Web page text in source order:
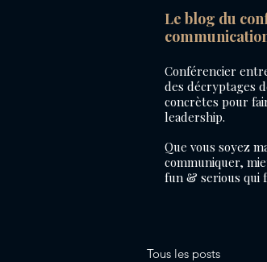
Le blog du
Conférencier
des décryptages
concrètes pour
leadership.
Que vous soyez
communiquer,
fun & serious qui
Tous les posts